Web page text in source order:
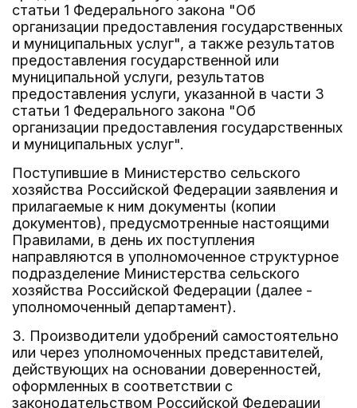
статьи 1 Федерального закона "Об
организации предоставления государственных
и муниципальных услуг", а также результатов
предоставления государственной или
муниципальной услуги, результатов
предоставления услуги, указанной в части 3
статьи 1 Федерального закона "Об
организации предоставления государственных
и муниципальных услуг".
Поступившие в Министерство сельского
хозяйства Российской Федерации заявления и
прилагаемые к ним документы (копии
документов), предусмотренные настоящими
Правилами, в день их поступления
направляются в уполномоченное структурное
подразделение Министерства сельского
хозяйства Российской Федерации (далее -
уполномоченный департамент).
3. Производители удобрений самостоятельно
или через уполномоченных представителей,
действующих на основании доверенностей,
оформленных в соответствии с
законодательством Российской Федерации